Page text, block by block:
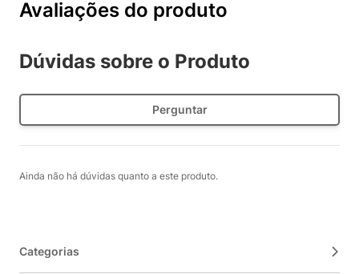
Avaliações do produto
Dúvidas sobre o Produto
Perguntar
Ainda não há dúvidas quanto a este produto.
Categorias